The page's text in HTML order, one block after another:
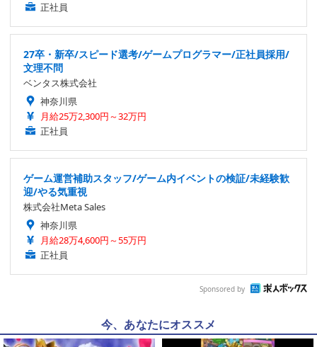
正社員
27卒・新卒/スピード選考/ゲームプログラマー/正社員採用/
文理不問
ベンタス株式会社
神奈川県
月給25万2,300円～32万円
正社員
ゲーム運営補助スタッフ/ゲーム内イベントの検証/未経験歓
迎/やる気重視
株式会社Meta Sales
神奈川県
月給28万4,600円～55万円
正社員
Sponsored by
今、あなたにオススメ